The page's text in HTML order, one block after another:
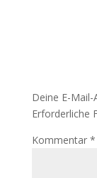
Deine E-
Erforderliche
Kommentar *